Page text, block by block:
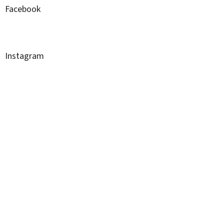
Facebook
Instagram